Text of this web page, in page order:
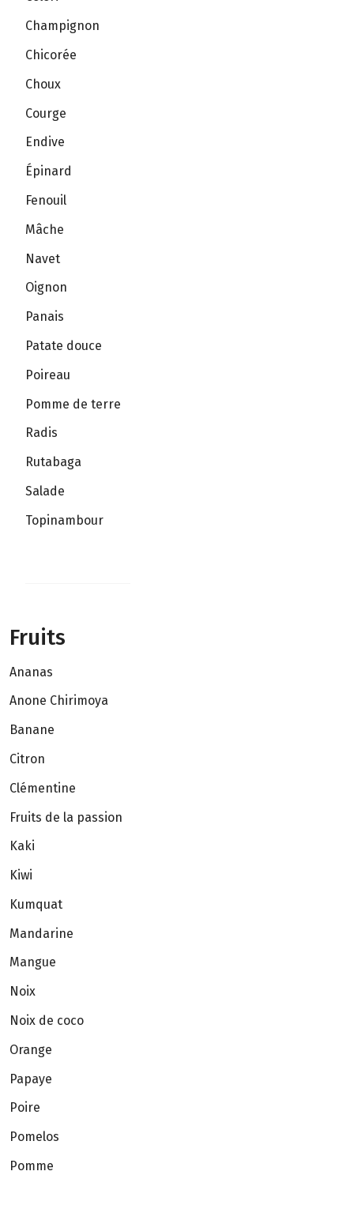
Champignon
Chicorée
Choux
Courge
Endive
Épinard
Fenouil
Mâche
Navet
Oignon
Panais
Patate douce
Poireau
Pomme de terre
Radis
Rutabaga
Salade
Topinambour
Fruits
Ananas
Anone Chirimoya
Banane
Citron
Clémentine
Fruits de la passion
Kaki
Kiwi
Kumquat
Mandarine
Mangue
Noix
Noix de coco
Orange
Papaye
Poire
Pomelos
Pomme